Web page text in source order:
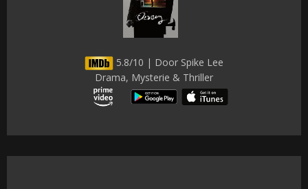
5.8/10 | Door Spike Lee
Drama, Mysterie & Thriller